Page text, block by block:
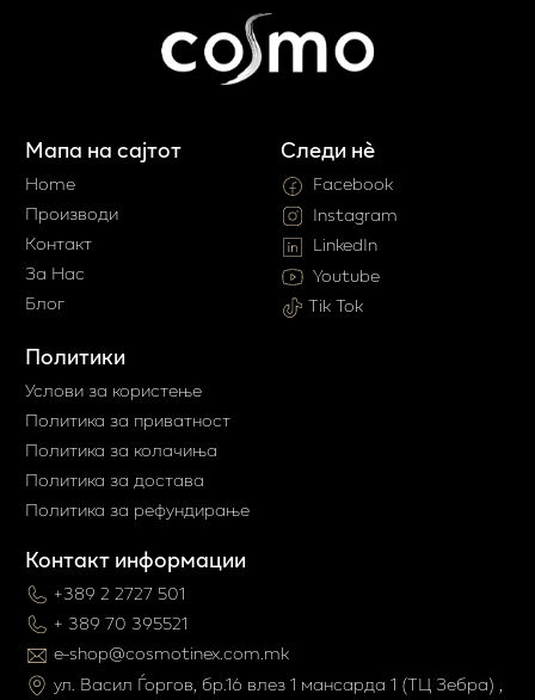
Мапа на сајтот
Home
Производи
Контакт
За Нас
Блог
Политики
Услови за користење
Политика за приватност
Политика за колачиња
Политика за достава
Политика за рефундирање
Контакт информации
+389 2 2727 501
+ 389 70 395521
e-shop@cosmotinex.com.mk
ул. Васил Ѓоргов, бр.16 влез 1 мaнсарда 1 (ТЦ Зебра) ,
Следи нè
Facebook
Instagram
LinkedIn
Youtube
Tik Tok